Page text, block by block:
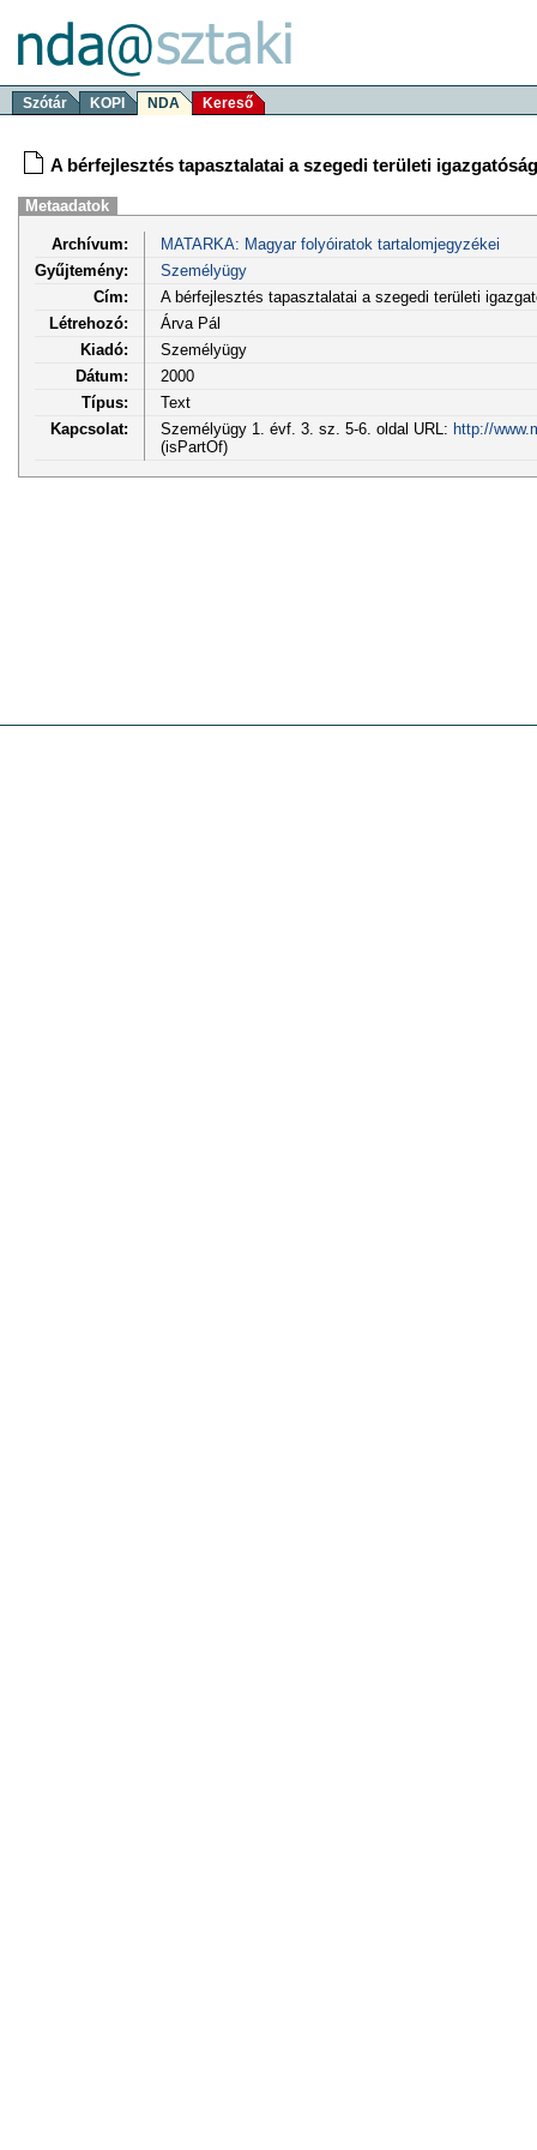
Szótár KOPI NDA Kereső
A bérfejlesztés tapasztalatai a szegedi területi
Metaadatok
Archívum:
MATARKA: Magyar folyóiratok tartalomjegyzékei
Gyűjtemény:
Személyügy
Cím:
A bérfejlesztés tapasztalatai a szegedi területi
Létrehozó:
Árva Pál
Kiadó:
Személyügy
Dátum:
2000
Típus:
Text
Kapcsolat:
Személyügy 1. évf. 3. sz. 5-6. oldal URL: http://
(isPartOf)